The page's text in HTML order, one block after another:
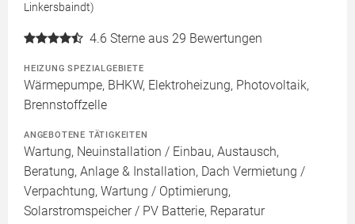
Linkersbaindt)
4.6 Sterne aus 29 Bewertungen
HEIZUNG SPEZIALGEBIETE
Wärmepumpe, BHKW, Elektroheizung, Photovoltaik,
Brennstoffzelle
ANGEBOTENE TÄTIGKEITEN
Wartung, Neuinstallation / Einbau, Austausch,
Beratung, Anlage & Installation, Dach Vermietung /
Verpachtung, Wartung / Optimierung,
Solarstromspeicher / PV Batterie, Reparatur